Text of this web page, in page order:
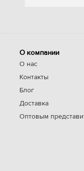
О компании
О нас
Контакты
Блог
Доставка
Оптовым